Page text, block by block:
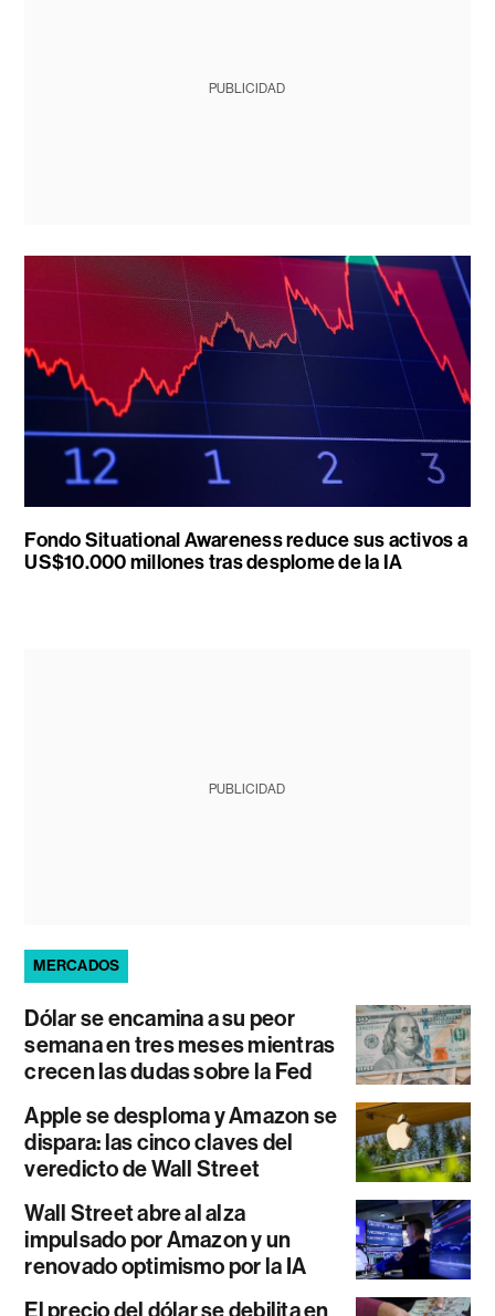
PUBLICIDAD
Fondo Situational Awareness reduce sus activos a
US$10.000 millones tras desplome de la IA
PUBLICIDAD
MERCADOS
Dólar se encamina a su peor
semana en tres meses mientras
crecen las dudas sobre la Fed
Apple se desploma y Amazon se
dispara: las cinco claves del
veredicto de Wall Street
Wall Street abre al alza
impulsado por Amazon y un
renovado optimismo por la IA
El precio del dólar se debilita en